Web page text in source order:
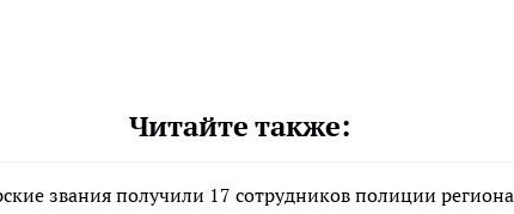
Читайте также:
звания получили 17 сотрудников полиции региона